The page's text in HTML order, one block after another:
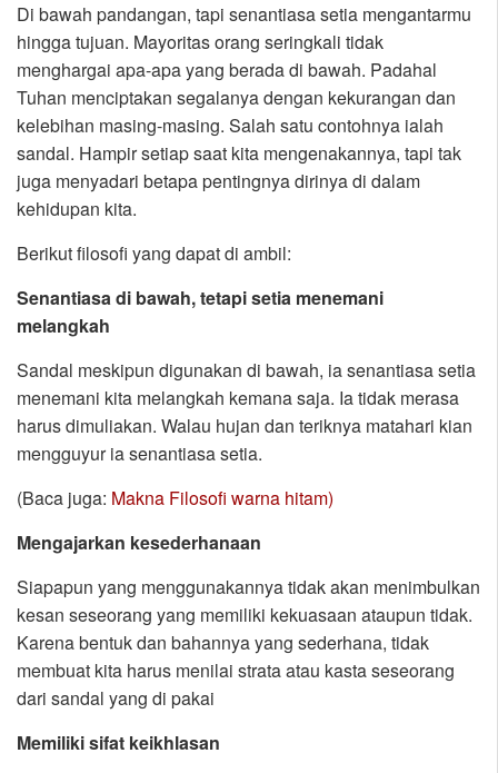
Di bawah pandangan, tapi senantiasa setia mengantarmu
hingga tujuan. Mayoritas orang seringkali tidak
menghargai apa-apa yang berada di bawah. Padahal
Tuhan menciptakan segalanya dengan kekurangan dan
kelebihan masing-masing. Salah satu contohnya ialah
sandal. Hampir setiap saat kita mengenakannya, tapi tak
juga menyadari betapa pentingnya dirinya di dalam
kehidupan kita.
Berikut filosofi yang dapat di ambil:
Senantiasa di bawah, tetapi setia menemani
melangkah
Sandal meskipun digunakan di bawah, ia senantiasa setia
menemani kita melangkah kemana saja. Ia tidak merasa
harus dimuliakan. Walau hujan dan teriknya matahari kian
mengguyur ia senantiasa setia.
(Baca juga: Makna Filosofi warna hitam)
Mengajarkan kesederhanaan
Siapapun yang menggunakannya tidak akan menimbulkan
kesan seseorang yang memiliki kekuasaan ataupun tidak.
Karena bentuk dan bahannya yang sederhana, tidak
membuat kita harus menilai strata atau kasta seseorang
dari sandal yang di pakai
Memiliki sifat keikhlasan